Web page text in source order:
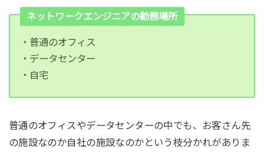
ネットワークエンジニアの勤務場所
・普通のオフィス
・データセンター
・自宅
普通のオフィスやデータセンターの中でも、お客さん先
の施設なのか自社の施設なのかという枝分かれがありま